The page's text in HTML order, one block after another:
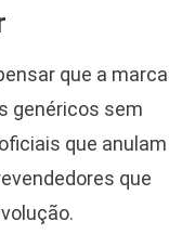
que a marca
genéricos sem
que anulam
que